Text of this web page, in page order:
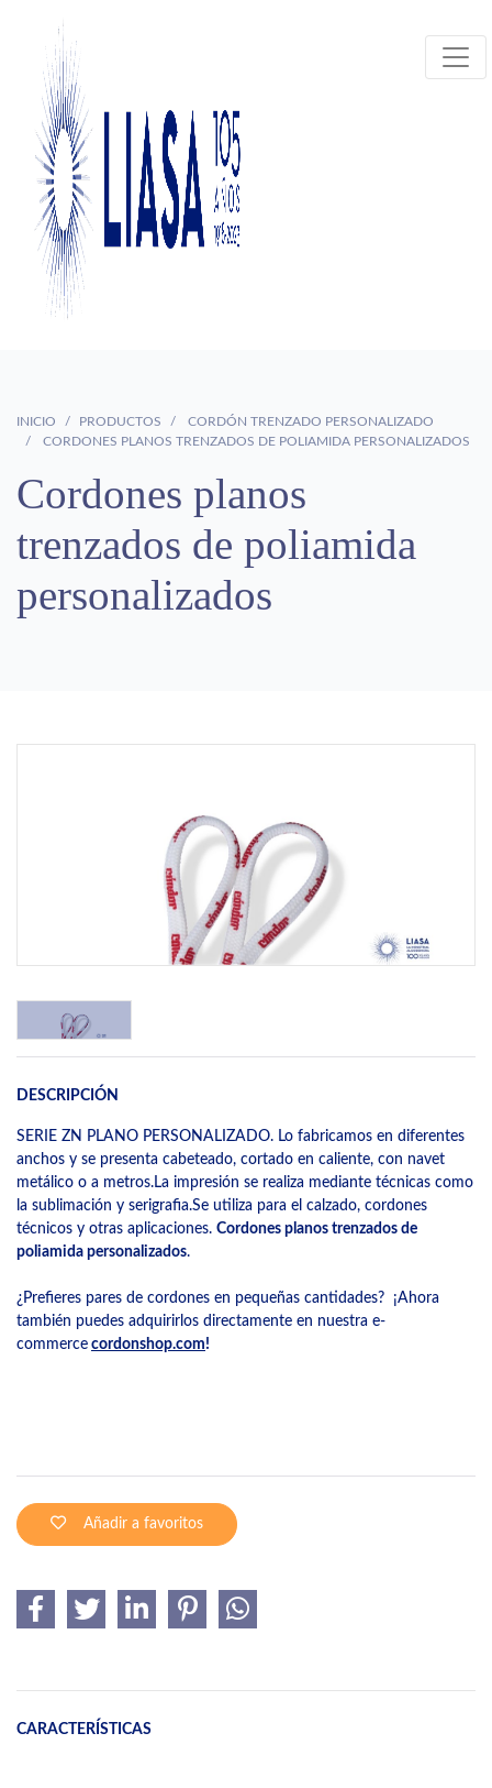
INICIO PRODUCTOS
CORDÓN TRENZADO PERSONALIZADO
CORDONES PLANOS TRENZADOS DE POLIAMIDA PERSONALIZADOS
Cordones planos
trenzados de poliamida
personalizados
DESCRIPCIÓN
SERIE ZN PLANO PERSONALIZADO. Lo fabricamos en diferentes
anchos y se presenta cabeteado, cortado en caliente, con navet
metálico o a metros.La impresión se realiza mediante técnicas como
la sublimación y serigrafia.Se utiliza para el calzado, cordones
técnicos y otras aplicaciones. Cordones planos trenzados de
poliamida personalizados.
¿Prefieres pares de cordones en pequeñas cantidades? ¡Ahora
también puedes adquirirlos directamente en nuestra e-
commerce cordonshop.com!
Añadir a favoritos
CARACTERÍSTICAS